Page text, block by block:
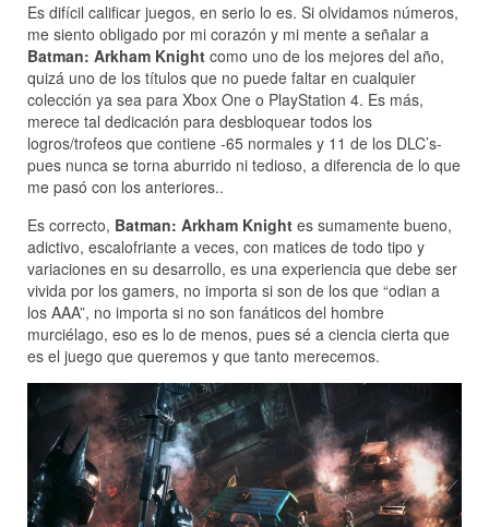
Es difícil calificar juegos, en serio lo es. Si olvidamos números,
me siento obligado por mi corazón y mi mente a señalar a
Batman: Arkham Knight como uno de los mejores del año,
quizá uno de los títulos que no puede faltar en cualquier
colección ya sea para Xbox One o PlayStation 4. Es más,
merece tal dedicación para desbloquear todos los
logros/trofeos que contiene -65 normales y 11 de los DLC’s-
pues nunca se torna aburrido ni tedioso, a diferencia de lo que
me pasó con los anteriores..
Es correcto, Batman: Arkham Knight es sumamente bueno,
adictivo, escalofriante a veces, con matices de todo tipo y
variaciones en su desarrollo, es una experiencia que debe ser
vivida por los gamers, no importa si son de los que “odian a
los AAA”, no importa si no son fanáticos del hombre
murciélago, eso es lo de menos, pues sé a ciencia cierta que
es el juego que queremos y que tanto merecemos.